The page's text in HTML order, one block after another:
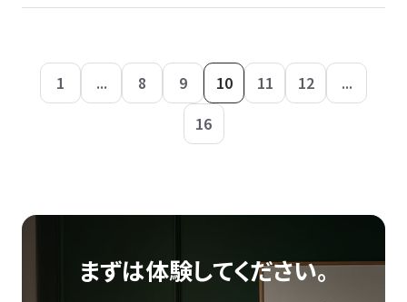
1 ... 8 9 10 11 12
...
16
まずは体験してください。